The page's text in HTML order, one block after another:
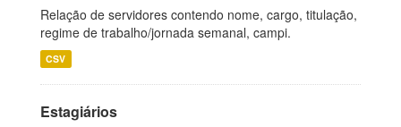
Relação de servidores contendo nome, cargo, titulação,
regime de trabalho/jornada semanal, campi.
CSV
Estagiários